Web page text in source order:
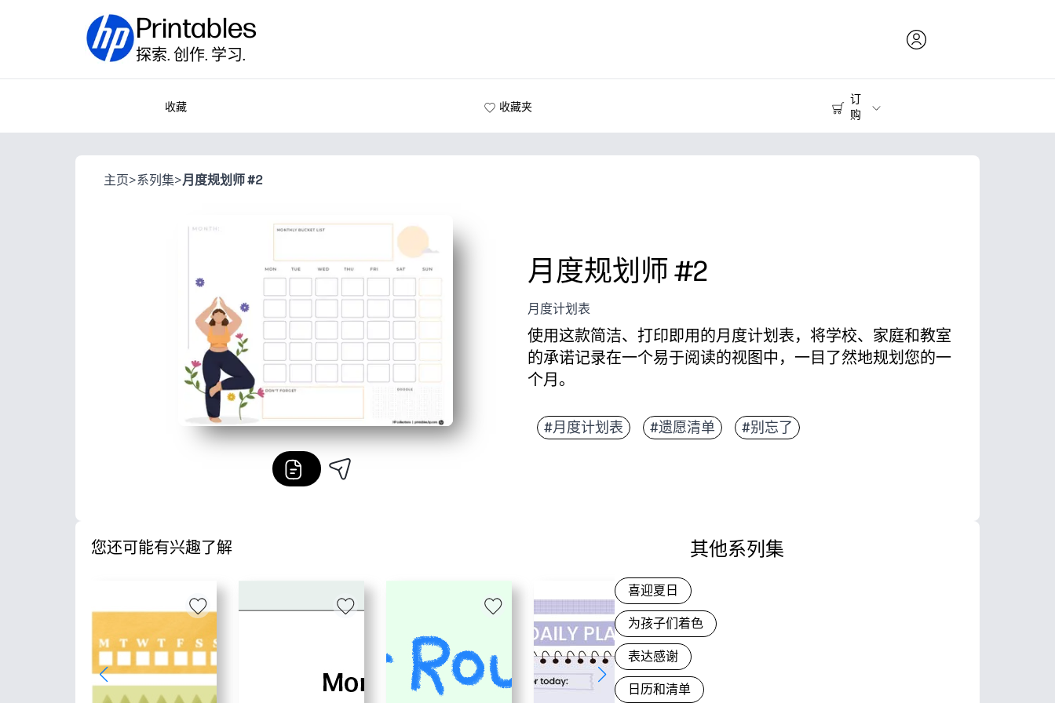
Printables
探索. 创作. 学习.
收藏 收藏夹
订
购
打印机
主页>系列集>月度规划师 #2
月度规划师 #2
月度计划表
使用这款简洁、打印即用的月度计划表，将学校、家庭和教室
的承诺记录在一个易于阅读的视图中，一目了然地规划您的一
个月。
无需准备-只需打印即可从今天开始，不带日期的版面适用于一年中的任何
#月度计划表 #遗愿清单 #别忘了
您还可能有兴趣了解 其他系列集
喜迎夏日
为孩子们着色
表达感谢
日历和清单